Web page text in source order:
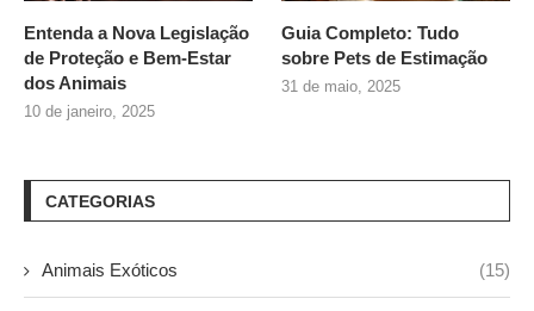
Entenda a Nova Legislação
de Proteção e Bem-Estar
dos Animais
10 de janeiro, 2025
Guia Completo: Tudo
sobre Pets de Estimação
31 de maio, 2025
CATEGORIAS
Animais Exóticos (15)